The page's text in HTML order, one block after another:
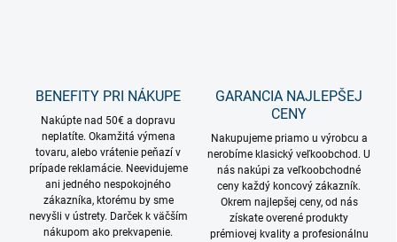
BENEFITY PRI NÁKUPE
Nakúpte nad 50€ a dopravu
neplatíte. Okamžitá výmena
tovaru, alebo vrátenie peňazí v
prípade reklamácie. Neevidujeme
ani jedného nespokojného
zákazníka, ktorému by sme
nevyšli v ústrety. Darček k väčším
nákupom ako prekvapenie.
GARANCIA NAJLEPŠEJ
CENY
Nakupujeme priamo u výrobcu a
nerobíme klasický veľkoobchod. U
nás nakúpi za veľkoobchodné
ceny každý koncový zákazník.
Okrem najlepšej ceny, od nás
získate overené produkty
prémiovej kvality a profesionálnu